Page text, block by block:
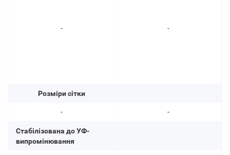
-
Розміри сітки
-
Стабілізована до УФ-
випромінювання
-
-